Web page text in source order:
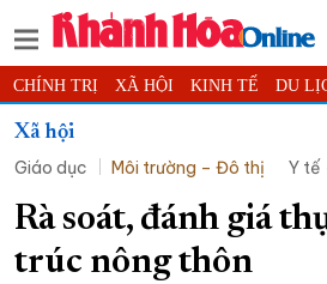
CHÍNH TRỊ XÃ HỘI KINH TẾ DU
THỂ THAO
KHOA HỌC - CÔNG NGHỆ PHÁP LUẬT
THẾ GIỚI MULTIMEDIA VIDEO
PODCAST THÔNG TIN - QUẢNG CÁO
Xã hội
Giáo dục
Môi trường – Đô thị Y tế
Rà soát, đánh giá
trúc nông thôn